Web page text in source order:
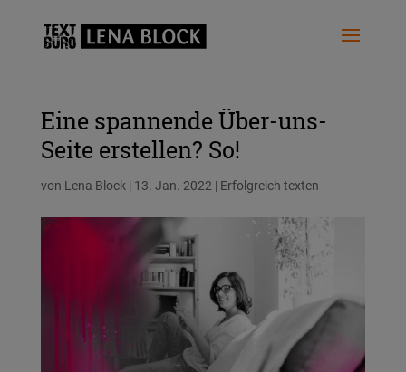
Eine spannende Über-uns-
Seite erstellen? So!
von Lena Block| 13. Jan. 2022 | Erfolgreich texten